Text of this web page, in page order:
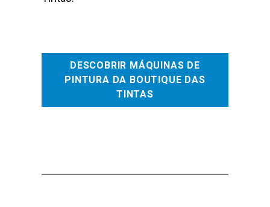
DESCOBRIR MÁQUINAS DE
PINTURA DA BOUTIQUE DAS
TINTAS